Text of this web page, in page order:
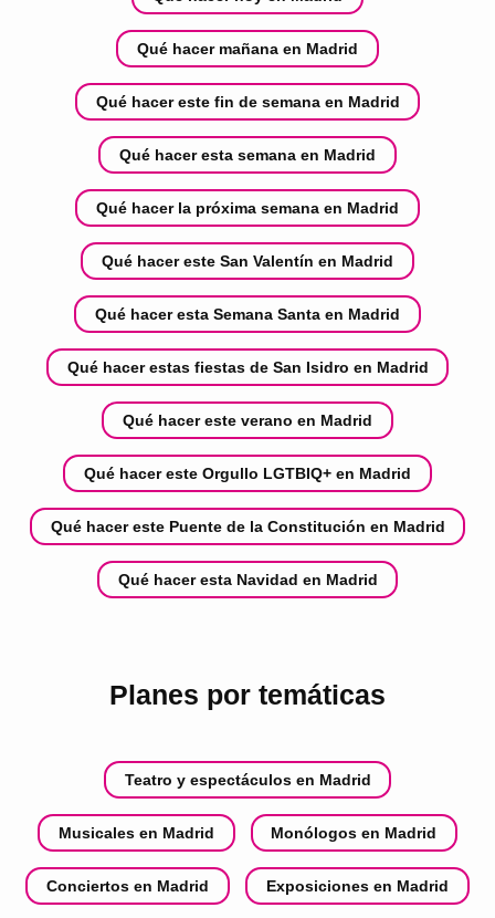
Qué hacer mañana en Madrid
Qué hacer este fin de semana en Madrid
Qué hacer esta semana en Madrid
Qué hacer la próxima semana en Madrid
Qué hacer este San Valentín en Madrid
Qué hacer esta Semana Santa en Madrid
Qué hacer estas fiestas de San Isidro en Madrid
Qué hacer este verano en Madrid
Qué hacer este Orgullo LGTBIQ+ en Madrid
Qué hacer este Puente de la Constitución en Madrid
Qué hacer esta Navidad en Madrid
Planes por temáticas
Teatro y espectáculos en Madrid
Musicales en Madrid Monólogos en Madrid
Conciertos en Madrid Exposiciones en Madrid